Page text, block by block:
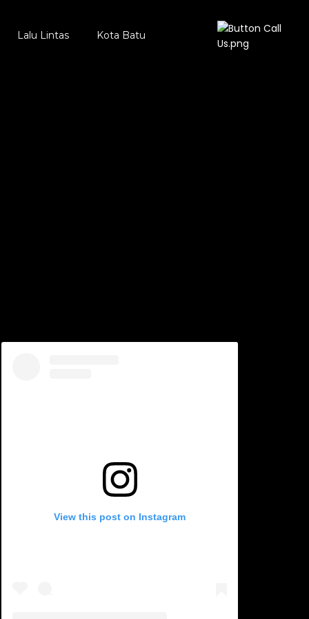
Lalu Lintas Kota Batu
View this post on Instagram